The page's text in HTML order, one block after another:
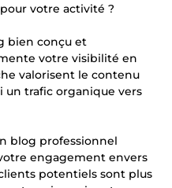
votre activité ?
bien conçu et
votre visibilité en
valorisent le contenu
trafic organique vers
blog professionnel
engagement envers
potentiels sont plus